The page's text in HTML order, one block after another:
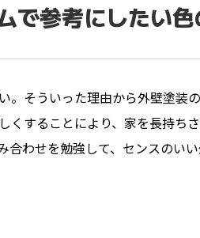
で参考にしたい
そういった理由から外壁塗装
することにより、家を長持ち
わせを勉強して、センスのい